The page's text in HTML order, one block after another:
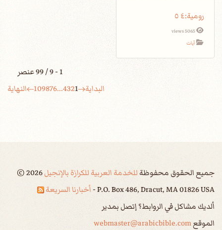
5065 views
آيات
1 - 9 / 99 عنصر
البداية
1
2
3
4
...
6
7
8
9
10 النهاية
جميع الحقوق محفوظةللخدمة العربية للكرازة بالإنجيل ©2026
P.O. Box 486, Dracut, MA 01826 USA - أخبارنا السريعة
ألديك مشاكل في الروابط؟ إتصل بمدير
الموقعwebmaster@arabicbible.com